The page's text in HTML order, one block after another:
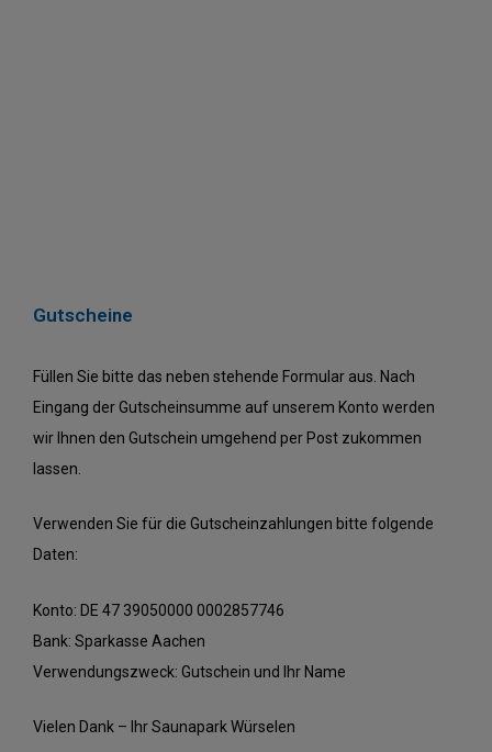
Gutscheine
Füllen Sie bitte das neben stehende Formular aus. Nach
Eingang der Gutscheinsumme auf unserem Konto werden
wir Ihnen den Gutschein umgehend per Post zukommen
lassen.
Verwenden Sie für die Gutscheinzahlungen bitte folgende
Daten:
Konto: DE 47 39050000 0002857746
Bank: Sparkasse Aachen
Verwendungszweck: Gutschein und Ihr Name
Vielen Dank – Ihr Saunapark Würselen